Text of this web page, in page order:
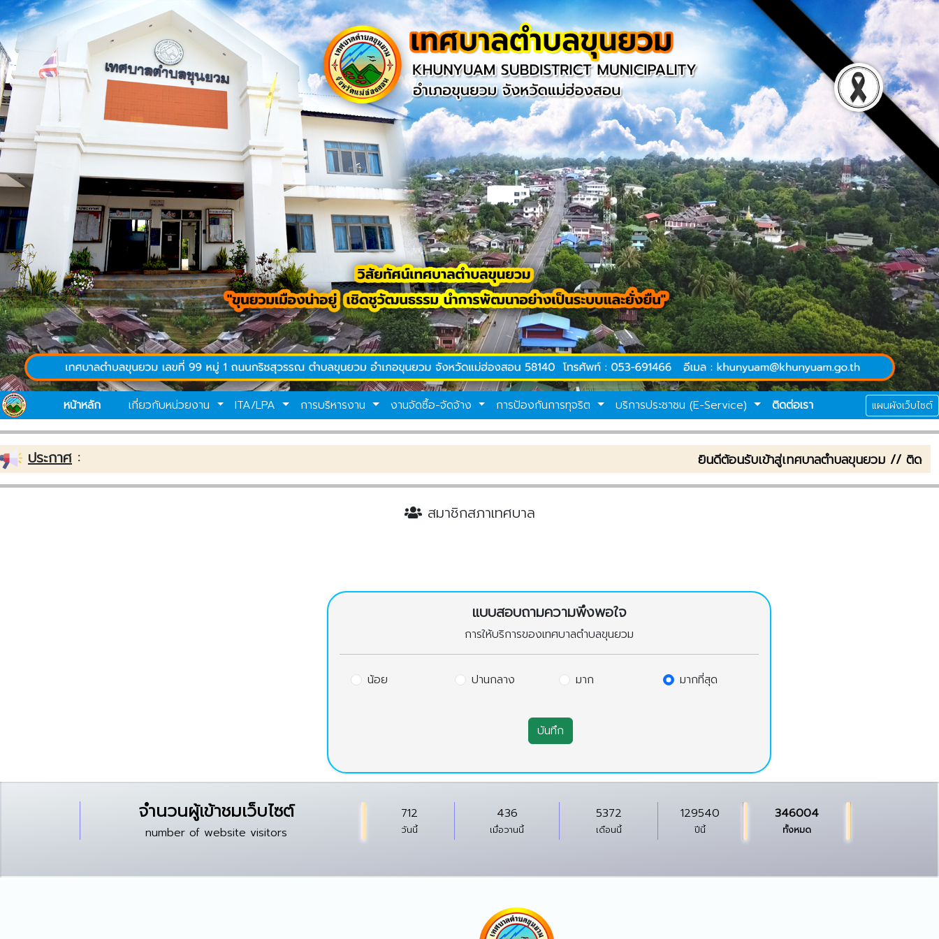
หน้าหลัก เกี่ยวกับหน่วยงาน ITA/LPA การบริหารงาน งานจัดซื้อ-จัดจ้าง การป้องกันการทุจริต บริการประชาชน (E-Service) ติดต่อเรา แผนผังเว็บไซต์
ประกาศ : ยินดีต้อนรับเข้าสู่เทศบาลตำบลขุนยวม // ติดต่อสอบ
สมาชิกสภาเทศบาล
แบบสอบถามความพึงพอใจ
การให้บริการของเทศบาลตำบลขุนยวม
น้อย ปานกลาง มาก มากที่สุด
บันทึก
จำนวนผู้เข้าชมเว็บไซต์
number of website visitors วันนี้
712
เมื่อวานนี้
436
เดือนนี้
5372
ปีนี้
129540
ทั้งหมด
346004